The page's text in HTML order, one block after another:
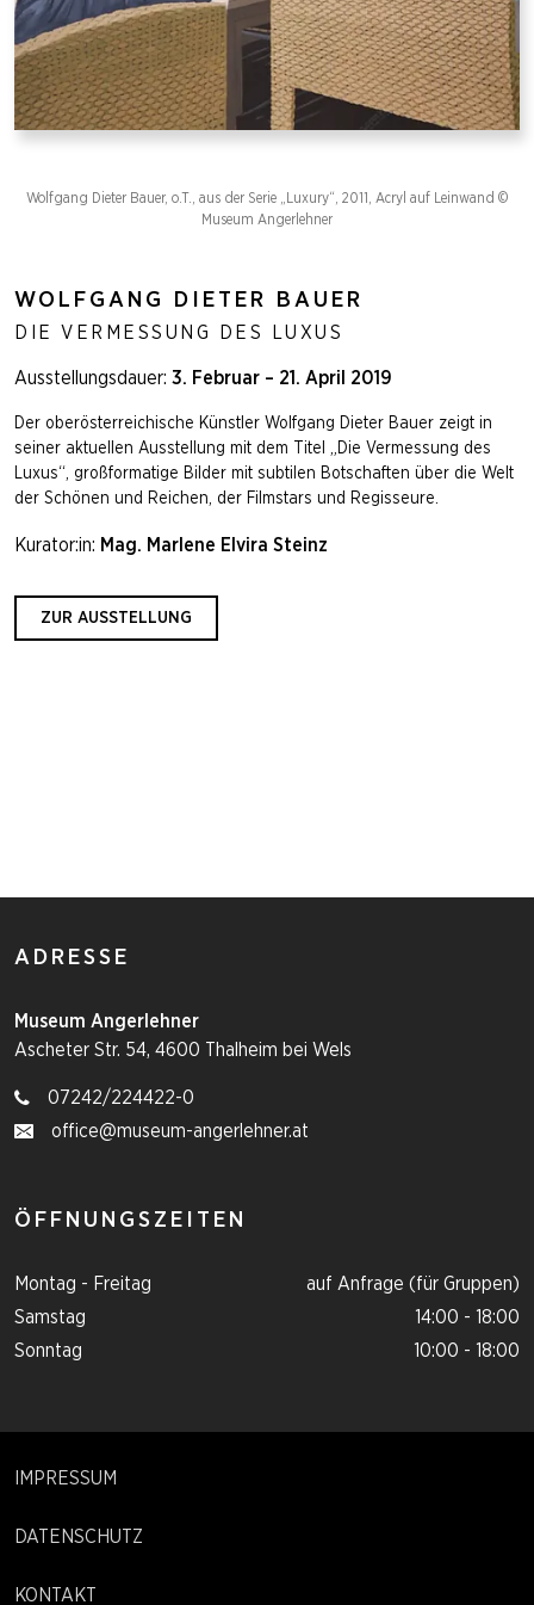
Wolfgang Dieter Bauer, o.T., aus der Serie „Luxury“, 2011, Acryl auf Leinwand ©
Museum Angerlehner
WOLFGANG DIETER BAUER
DIE VERMESSUNG DES LUXUS
Ausstellungsdauer: 3. Februar – 21. April 2019
Der oberösterreichische Künstler Wolfgang Dieter Bauer zeigt in
seiner aktuellen Ausstellung mit dem Titel „Die Vermessung des
Luxus“, großformatige Bilder mit subtilen Botschaften über die Welt
der Schönen und Reichen, der Filmstars und Regisseure.
Kurator:in: Mag. Marlene Elvira Steinz
ZUR AUSSTELLUNG
ADRESSE
Museum Angerlehner
Ascheter Str. 54, 4600 Thalheim bei Wels
07242/224422-0
office@museum-angerlehner.at
ÖFFNUNGSZEITEN
Montag - Freitag
auf Anfrage (für Gruppen)
Samstag
14:00 - 18:00
Sonntag
10:00 - 18:00
IMPRESSUM
DATENSCHUTZ
KONTAKT